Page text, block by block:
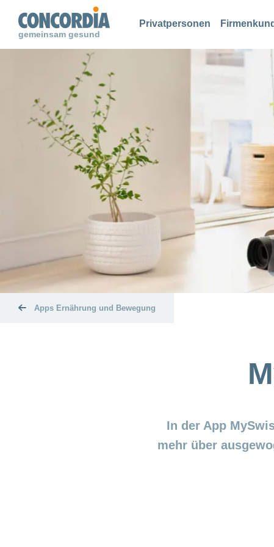
gemeinsam gesund
Privatpersonen
Suche
Suche
Suche
Apps Ernährung und Bewegung
In der App
mehr über